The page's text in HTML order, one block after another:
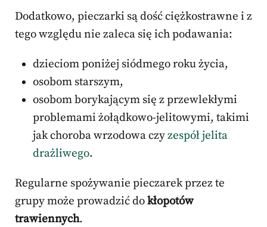
Dodatkowo, pieczarki są dość ciężkostrawne i z
tego względu nie zaleca się ich podawania:
dzieciom poniżej siódmego roku życia,
osobom starszym,
osobom borykającym się z przewlekłymi
problemami żołądkowo-jelitowymi, takimi
jak choroba wrzodowa czyzespół jelita
drażliwego.
Regularne spożywanie pieczarek przez te
grupy może prowadzić dokłopotów
trawiennych.